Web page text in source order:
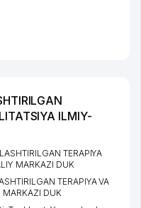
ILMIY-
TERAPIYA
MARKAZI DUK
TERAPIYA VA
MARKAZI DUK